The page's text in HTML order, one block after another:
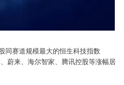
赛道规模最大的恒生科技指数
蔚来、海尔智家、腾讯控股等涨幅居